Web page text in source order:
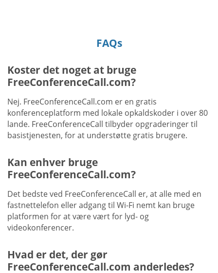
FAQs
Koster det noget at bruge
FreeConferenceCall.com?
Nej. FreeConferenceCall.com er en gratis
konferenceplatform med lokale opkaldskoder i over 80
lande. FreeConferenceCall tilbyder opgraderinger til
basistjenesten, for at understøtte gratis brugere.
Kan enhver bruge
FreeConferenceCall.com?
Det bedste ved FreeConferenceCall er, at alle med en
fastnettelefon eller adgang til Wi-Fi nemt kan bruge
platformen for at være vært for lyd- og
videokonferencer.
Hvad er det, der gør
FreeConferenceCall.com anderledes?